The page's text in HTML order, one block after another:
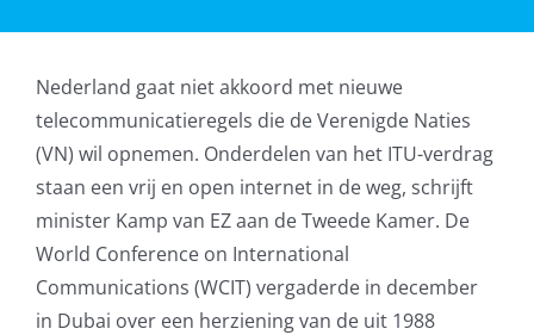
Cloud Computing
VOIP
Microsoft NCE
AVG
Nederland gaat niet akkoord met nieuwe
telecommunicatieregels die de Verenigde Naties
(VN) wil opnemen. Onderdelen van het ITU-verdrag
staan een vrij en open internet in de weg, schrijft
minister Kamp van EZ aan de Tweede Kamer. De
World Conference on International
Communications (WCIT) vergaderde in december
in Dubai over een herziening van de uit 1988